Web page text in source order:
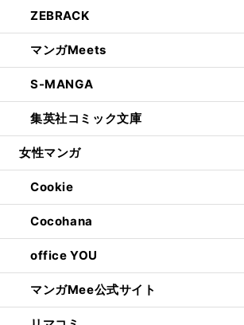
ZEBRACK
マンガMeets
S-MANGA
集英社コミック文庫
女性マンガ
Cookie
Cocohana
office YOU
マンガMee公式サイト